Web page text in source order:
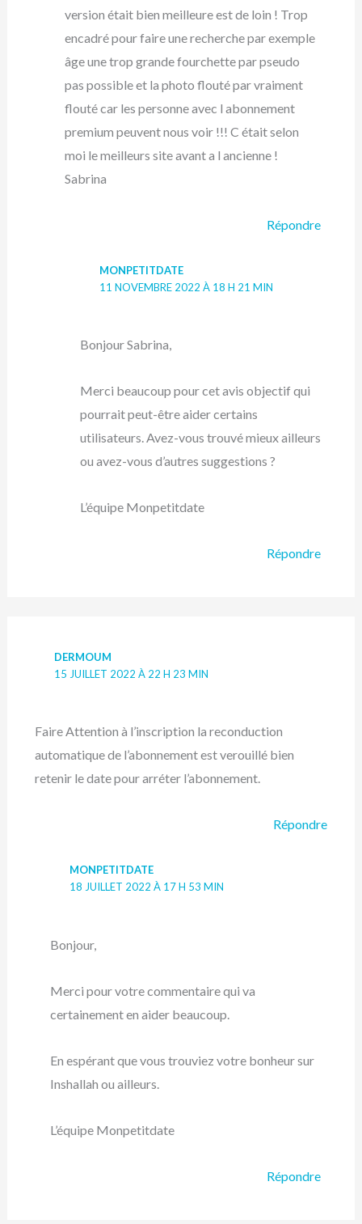
version était bien meilleure est de loin ! Trop
encadré pour faire une recherche par exemple
âge une trop grande fourchette par pseudo
pas possible et la photo flouté par vraiment
flouté car les personne avec l abonnement
premium peuvent nous voir !!! C était selon
moi le meilleurs site avant a l ancienne !
Sabrina
Répondre
MONPETITDATE
11 NOVEMBRE 2022 À 18 H 21 MIN
Bonjour Sabrina,
Merci beaucoup pour cet avis objectif qui
pourrait peut-être aider certains
utilisateurs. Avez-vous trouvé mieux ailleurs
ou avez-vous d’autres suggestions ?
L’équipe Monpetitdate
Répondre
DERMOUM
15 JUILLET 2022 À 22 H 23 MIN
Faire Attention à l’inscription la reconduction
automatique de l’abonnement est verouillé bien
retenir le date pour arréter l’abonnement.
Répondre
MONPETITDATE
18 JUILLET 2022 À 17 H 53 MIN
Bonjour,
Merci pour votre commentaire qui va
certainement en aider beaucoup.
En espérant que vous trouviez votre bonheur sur
Inshallah ou ailleurs.
L’équipe Monpetitdate
Répondre